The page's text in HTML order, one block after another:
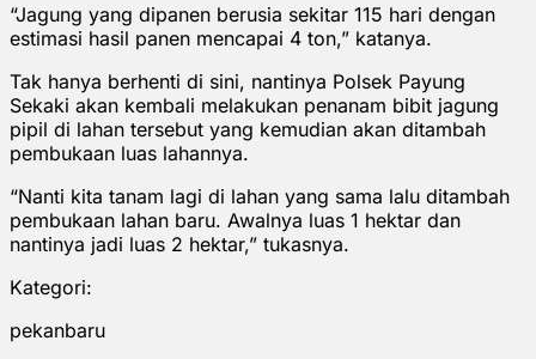
“Jagung yang dipanen berusia sekitar 115 hari dengan
estimasi hasil panen mencapai 4 ton,” katanya.
Tak hanya berhenti di sini, nantinya Polsek Payung
Sekaki akan kembali melakukan penanam bibit jagung
pipil di lahan tersebut yang kemudian akan ditambah
pembukaan luas lahannya.
“Nanti kita tanam lagi di lahan yang sama lalu ditambah
pembukaan lahan baru. Awalnya luas 1 hektar dan
nantinya jadi luas 2 hektar,” tukasnya.
Kategori:
pekanbaru